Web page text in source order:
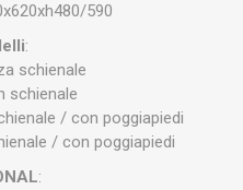
590
:
schienale
schienale
/ con poggiapiedi
/ con poggiapiedi
: